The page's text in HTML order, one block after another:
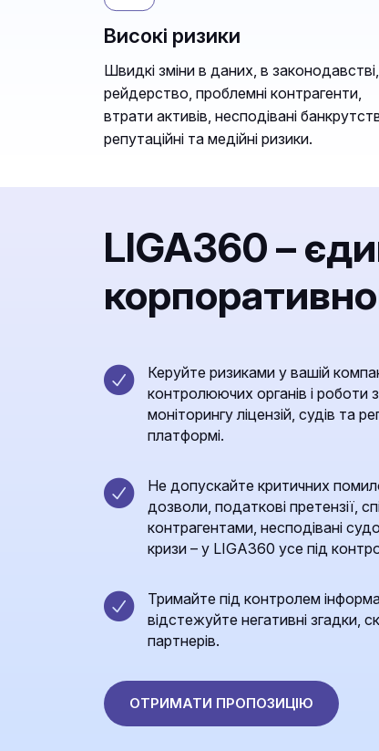
Високі ризики
Швидкі зміни в даних, в законодавстві,
рейдерство, проблемні контрагенти,
втрати активів, несподівані
репутаційні та медійні ризики.
LIGA360 –
Керуйте ризиками у вашій
контролюючих органів і
моніторингу ліцензій, судів та
платформі.
Не допускайте критичних
дозволи, податкові претензії,
контрагентами, несподівані
кризи – у LIGA360 усе під
Тримайте під контролем
відстежуйте негативні згадки,
партнерів.
ОТРИМАТИ ПРОПОЗИЦІЮ